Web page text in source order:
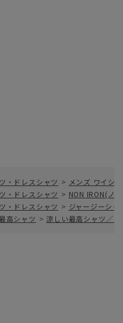
・ドレスシャツ > メンズ ワイシ
・ドレスシャツ > NON IRON(ノ
・ドレスシャツ > ジャージーシャ
最高シャツ > 涼しい最高シャツ／